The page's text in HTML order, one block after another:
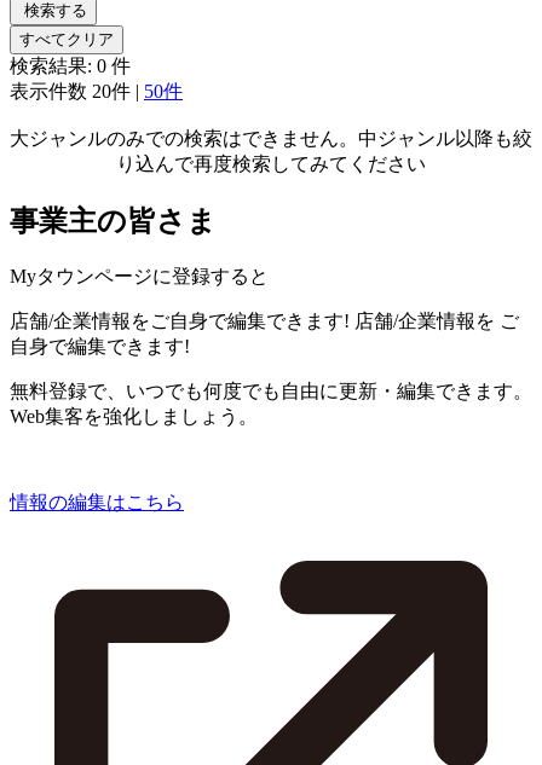
検索する
すべてクリア
検索結果: 0 件
表示件数 20件 | 50件
大ジャンルのみでの検索はできません。中ジャンル以降も絞
り込んで再度検索してみてください
事業主の皆さま
Myタウンページに登録すると
店舗/企業情報をご自身で編集できます! 店舗/企業情報を ご
自身で編集できます!
無料登録で、いつでも何度でも自由に更新・編集できます。
Web集客を強化しましょう。
情報の編集はこちら